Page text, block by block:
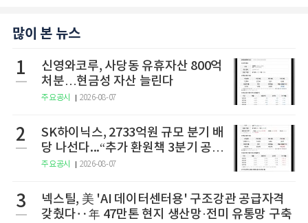
많이 본 뉴스
1
신영와코루, 사당동 유휴자산 800억
처분…현금성 자산 늘린다
주요공시 2026-08-07
2
SK하이닉스, 2733억원 규모 분기 배
당 나선다...“추가 환원책 3분기 공
개”
주요공시 2026-08-07
3
넥스틸, 美 'AI 데이터센터용' 구조강관 공급자격
갖췄다‥年 47만톤 현지 생산망·전미 유통망 구축